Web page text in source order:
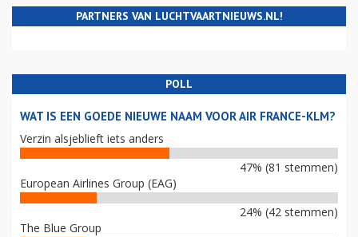
PARTNERS VAN LUCHTVAARTNIEUWS.NL!
POLL
WAT IS EEN GOEDE NIEUWE NAAM VOOR AIR FRANCE-KLM?
Verzin alsjeblieft iets anders
47% (81 stemmen)
European Airlines Group (EAG)
24% (42 stemmen)
The Blue Group